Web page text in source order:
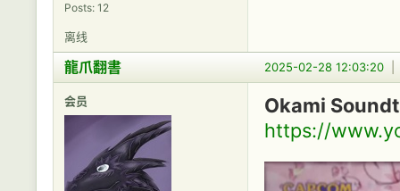
Posts: 12
离线
2025-02-28 12:03:20
龍爪翻書
会员
Okami
https://